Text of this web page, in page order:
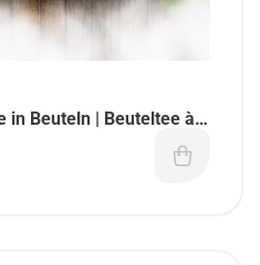
in Beuteln | Beuteltee à